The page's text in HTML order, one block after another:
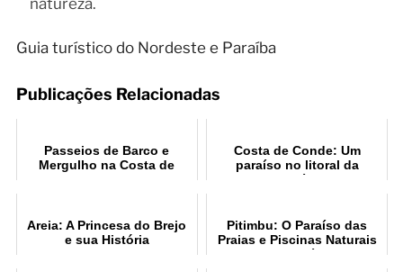
Guia turístico do Nordeste e Paraíba
Publicações Relacionadas
Passeios de Barco e
Mergulho na Costa de
Costa de Conde: Um
paraíso no litoral da
Paraíba
Areia: A Princesa do Brejo
e sua História
Pitimbu: O Paraíso das
Praias e Piscinas Naturais
na Paraíba